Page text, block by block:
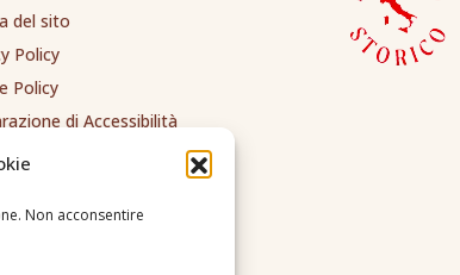
Non acconsentire
del sito
Policy
Policy
di Accessibilità